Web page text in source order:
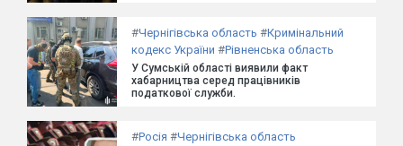
#Чернігівська область #Кримінальний
кодекс України #Рівненська область
У Сумській області виявили факт
хабарництва серед працівників
податкової служби.
#Росія #Чернігівська область